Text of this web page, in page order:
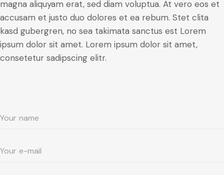
magna aliquyam erat, sed diam voluptua. At vero eos et
accusam et justo duo dolores et ea rebum. Stet clita
kasd gubergren, no sea takimata sanctus est Lorem
ipsum dolor sit amet. Lorem ipsum dolor sit amet,
consetetur sadipscing elitr.